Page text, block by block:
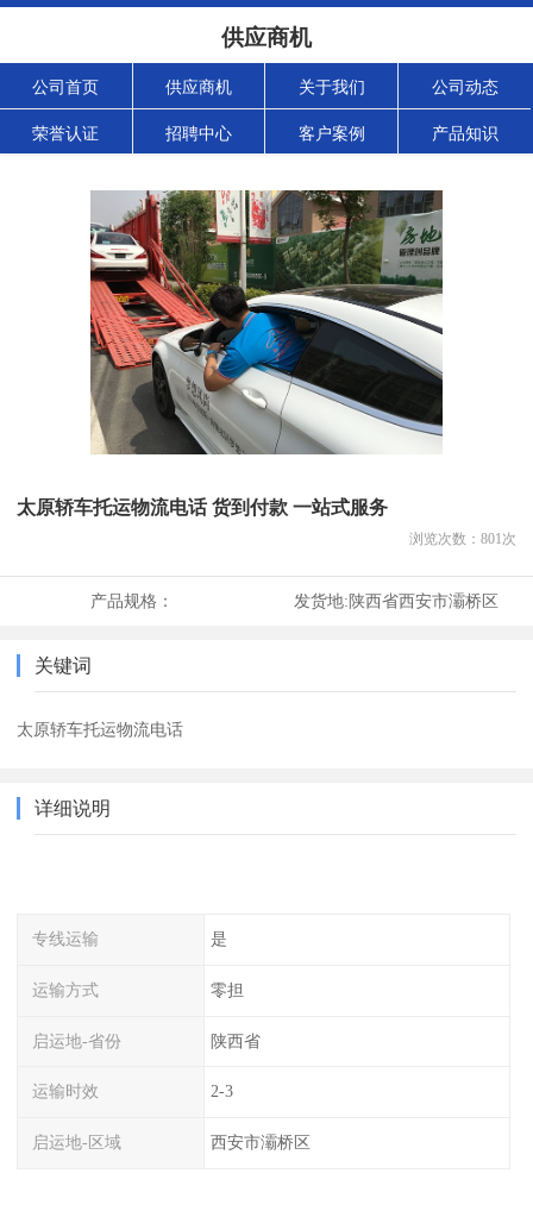
供应商机
公司首页 供应商机 关于我们 公司动态
荣誉认证 招聘中心 客户案例 产品知识
太原轿车托运物流电话 货到付款 一站式服务
浏览次数： 801次
产品规格： 发货地:陕西省西安市灞桥区
关键词
太原轿车托运物流电话
详细说明
专线运输 是
运输方式 零担
启运地-省份 陕西省
运输时效 2-3
启运地-区域 西安市灞桥区